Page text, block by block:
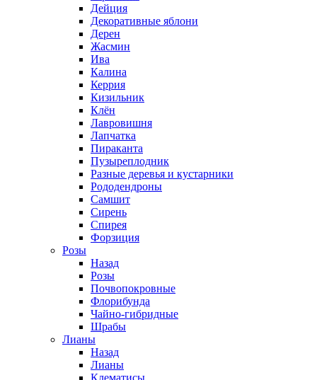
Дейция
Декоративные яблони
Дерен
Жасмин
Ива
Калина
Керрия
Кизильник
Клён
Лавровишня
Лапчатка
Пираканта
Пузыреплодник
Разные деревья и кустарники
Рододендроны
Самшит
Сирень
Спирея
Форзиция
Розы
Назад
Розы
Почвопокровные
Флорибунда
Чайно-гибридные
Шрабы
Лианы
Назад
Лианы
Клематисы